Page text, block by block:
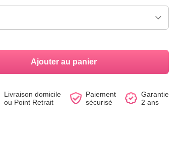
Ajouter au panier
Livraison domicile
ou Point Retrait
Paiement
sécurisé
Garantie
2 ans